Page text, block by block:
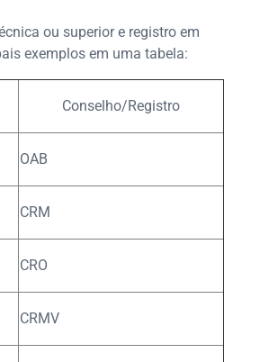
ou superior e registro em
exemplos em uma tabela:
Conselho/Registro
OAB
CRM
CRO
CRMV